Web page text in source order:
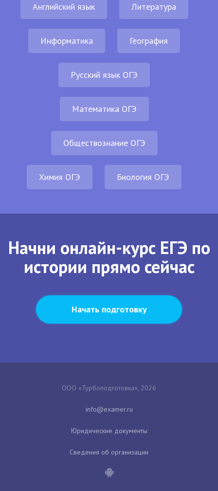
Английский язык Литература
Информатика География
Русский язык ОГЭ
Математика ОГЭ
Обществознание ОГЭ
Химия ОГЭ Биология ОГЭ
Начни онлайн-курс ЕГЭ по
истории прямо сейчас
Начать подготовку
ООО «Турбоподготовка», 2026
Юридические документы
Сведения об организации